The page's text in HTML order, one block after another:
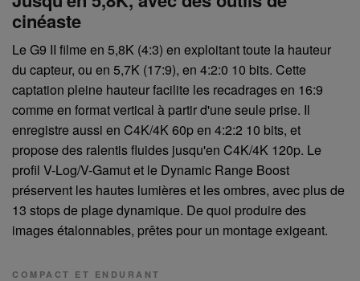
cinéaste
Le G9 II filme en 5,8K (4:3) en exploitant toute la hauteur
du capteur, ou en 5,7K (17:9), en 4:2:0 10 bits. Cette
captation pleine hauteur facilite les recadrages en 16:9
comme en format vertical à partir d'une seule prise. Il
enregistre aussi en C4K/4K 60p en 4:2:2 10 bits, et
propose des ralentis fluides jusqu'en C4K/4K 120p. Le
profil V-Log/V-Gamut et le Dynamic Range Boost
préservent les hautes lumières et les ombres, avec plus de
13 stops de plage dynamique. De quoi produire des
images étalonnables, prêtes pour un montage exigeant.
COMPACT ET ENDURANT